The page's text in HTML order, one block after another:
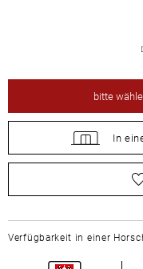
bitte
In
Verfügbarkeit in einer